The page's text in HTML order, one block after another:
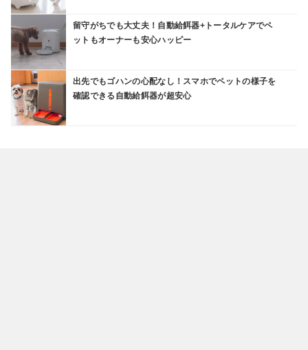
留守がちでも大丈夫！自動給餌器+トータルケアでペ
ットもオーナーも安心ハッピー
出先でもゴハンの心配なし！スマホでペットの様子を
確認できる自動給餌器が超安心